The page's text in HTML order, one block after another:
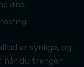
dine.
er synlige, og
når du trenger